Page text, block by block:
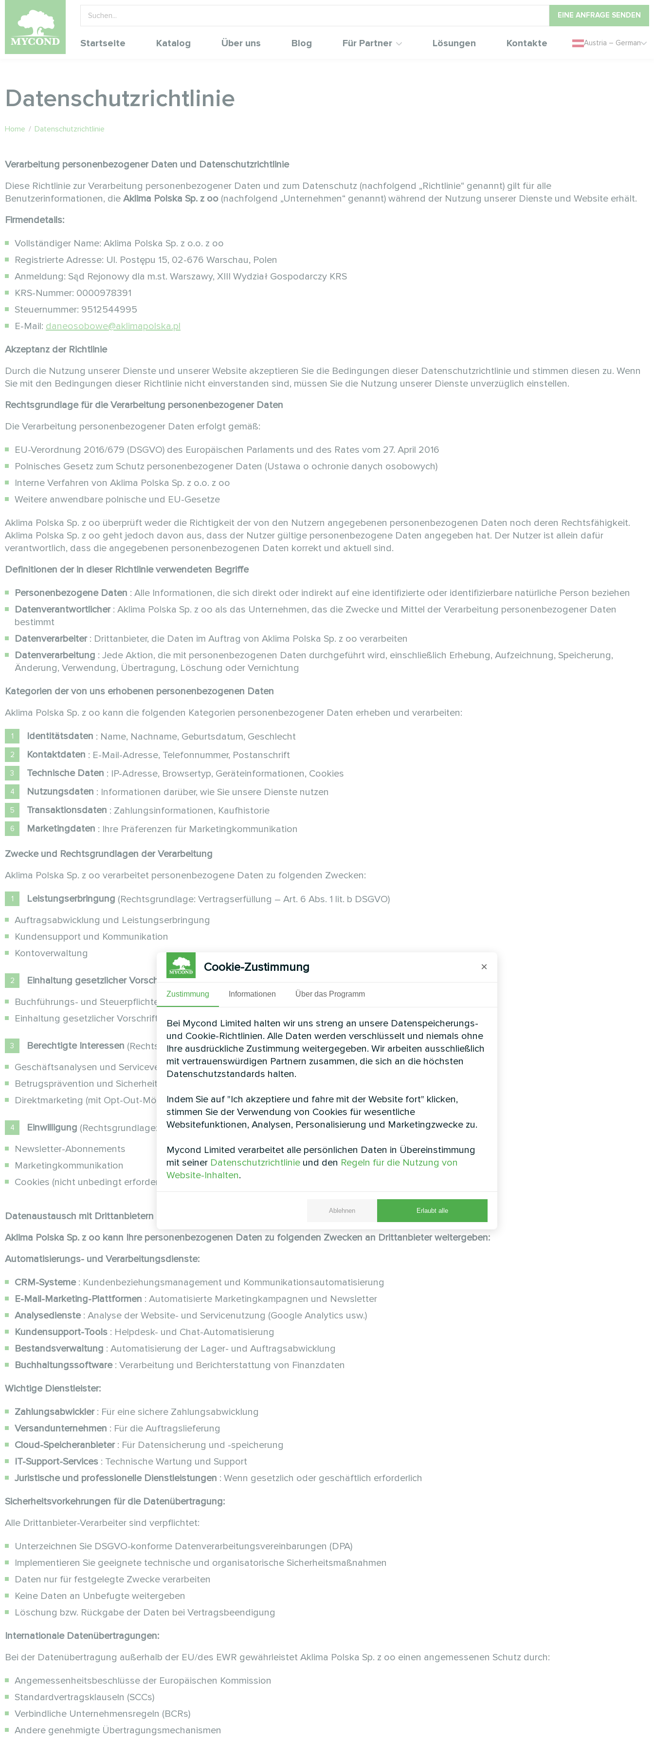
EINE ANFRAGE SENDEN
Startseite Katalog Über uns Blog Für Partner Lösungen Kontakte Austria – German
Datenschutzrichtlinie
Home / Datenschutzrichtlinie
Verarbeitung personenbezogener Daten und Datenschutzrichtlinie
Diese Richtlinie zur Verarbeitung personenbezogener Daten und zum Datenschutz (nachfolgend „Richtlinie“ genannt) gilt für alle
Benutzerinformationen, die Aklima Polska Sp. z oo (nachfolgend „Unternehmen“ genannt) während der Nutzung unserer Dienste und Website erhält.
Firmendetails:
Vollständiger Name: Aklima Polska Sp. z o.o. z oo
Registrierte Adresse: Ul. Postępu 15, 02-676 Warschau, Polen
Anmeldung: Sąd Rejonowy dla m.st. Warszawy, XIII Wydział Gospodarczy KRS
KRS-Nummer: 0000978391
Steuernummer: 9512544995
E-Mail: daneosobowe@aklimapolska.pl
Akzeptanz der Richtlinie
Durch die Nutzung unserer Dienste und unserer Website akzeptieren Sie die Bedingungen dieser Datenschutzrichtlinie und stimmen diesen zu. Wenn
Sie mit den Bedingungen dieser Richtlinie nicht einverstanden sind, müssen Sie die Nutzung unserer Dienste unverzüglich einstellen.
Rechtsgrundlage für die Verarbeitung personenbezogener Daten
Die Verarbeitung personenbezogener Daten erfolgt gemäß:
EU-Verordnung 2016/679 (DSGVO) des Europäischen Parlaments und des Rates vom 27. April 2016
Polnisches Gesetz zum Schutz personenbezogener Daten (Ustawa o ochronie danych osobowych)
Interne Verfahren von Aklima Polska Sp. z o.o. z oo
Weitere anwendbare polnische und EU-Gesetze
Aklima Polska Sp. z oo überprüft weder die Richtigkeit der von den Nutzern angegebenen personenbezogenen Daten noch deren Rechtsfähigkeit.
Aklima Polska Sp. z oo geht jedoch davon aus, dass der Nutzer gültige personenbezogene Daten angegeben hat. Der Nutzer ist allein dafür
verantwortlich, dass die angegebenen personenbezogenen Daten korrekt und aktuell sind.
Definitionen der in dieser Richtlinie verwendeten Begriffe
Personenbezogene Daten : Alle Informationen, die sich direkt oder indirekt auf eine identifizierte oder identifizierbare natürliche Person beziehen
Datenverantwortlicher: Aklima Polska Sp. z oo als das Unternehmen, das die Zwecke und Mittel der Verarbeitung personenbezogener Daten
bestimmt
Datenverarbeiter: Drittanbieter, die Daten im Auftrag von Aklima Polska Sp. z oo verarbeiten
Datenverarbeitung : Jede Aktion, die mit personenbezogenen Daten durchgeführt wird, einschließlich Erhebung, Aufzeichnung, Speicherung,
Änderung, Verwendung, Übertragung, Löschung oder Vernichtung
Kategorien der von uns erhobenen personenbezogenen Daten
Aklima Polska Sp. z oo kann die folgenden Kategorien personenbezogener Daten erheben und verarbeiten:
Identitätsdaten : Name, Nachname, Geburtsdatum, Geschlecht
Kontaktdaten : E-Mail-Adresse, Telefonnummer, Postanschrift
Technische Daten : IP-Adresse, Browsertyp, Geräteinformationen, Cookies
Nutzungsdaten : Informationen darüber, wie Sie unsere Dienste nutzen
Transaktionsdaten : Zahlungsinformationen, Kaufhistorie
Marketingdaten : Ihre Präferenzen für Marketingkommunikation
Zwecke und Rechtsgrundlagen der Verarbeitung
Aklima Polska Sp. z oo verarbeitet personenbezogene Daten zu folgenden Zwecken:
Leistungserbringung (Rechtsgrundlage: Vertragserfüllung – Art. 6 Abs. 1 lit. b DSGVO)
Auftragsabwicklung und Leistungserbringung
Kundensupport und Kommunikation
Kontoverwaltung
Einhaltung gesetzlicher Vorschriften(Rechtsgrundlage: Rechtliche Verpflichtung – Art. 6 Abs. 1 lit. c DSGVO)
Buchführungs- und Steuerpflichten
Einhaltung gesetzlicher Vorschriften
Berechtigte Interessen (Rechtsgrundlage: Berechtigtes Interesse – Art. 6 Abs. 1 lit. f DSGVO)
Geschäftsanalysen und Serviceverbesserungen
Betrugsprävention und Sicherheit
Direktmarketing (mit Opt-Out-Möglichkeit)
Einwilligung (Rechtsgrundlage: Einwilligung – Art. 6 Abs. 1 lit. a DSGVO)
Newsletter-Abonnements
Marketingkommunikation
Cookies (nicht unbedingt erforderlich)
Datenaustausch mit Drittanbietern und Dienstanbietern
Aklima Polska Sp. z oo kann Ihre personenbezogenen Daten zu folgenden Zwecken an Drittanbieter weitergeben:
Automatisierungs- und Verarbeitungsdienste:
CRM-Systeme: Kundenbeziehungsmanagement und Kommunikationsautomatisierung
E-Mail-Marketing-Plattformen : Automatisierte Marketingkampagnen und Newsletter
Analysedienste: Analyse der Website- und Servicenutzung (Google Analytics usw.)
Kundensupport-Tools : Helpdesk- und Chat-Automatisierung
Bestandsverwaltung : Automatisierung der Lager- und Auftragsabwicklung
Buchhaltungssoftware: Verarbeitung und Berichterstattung von Finanzdaten
Wichtige Dienstleister:
Zahlungsabwickler: Für eine sichere Zahlungsabwicklung
Versandunternehmen : Für die Auftragslieferung
Cloud-Speicheranbieter: Für Datensicherung und -speicherung
IT-Support-Services : Technische Wartung und Support
Juristische und professionelle Dienstleistungen : Wenn gesetzlich oder geschäftlich erforderlich
Sicherheitsvorkehrungen für die Datenübertragung:
Alle Drittanbieter-Verarbeiter sind verpflichtet:
Unterzeichnen Sie DSGVO-konforme Datenverarbeitungsvereinbarungen (DPA)
Implementieren Sie geeignete technische und organisatorische Sicherheitsmaßnahmen
Daten nur für festgelegte Zwecke verarbeiten
Keine Daten an Unbefugte weitergeben
Löschung bzw. Rückgabe der Daten bei Vertragsbeendigung
Internationale Datenübertragungen:
Bei der Datenübertragung außerhalb der EU/des EWR gewährleistet Aklima Polska Sp. z oo einen angemessenen Schutz durch:
Angemessenheitsbeschlüsse der Europäischen Kommission
Standardvertragsklauseln (SCCs)
Verbindliche Unternehmensregeln (BCRs)
Andere genehmigte Übertragungsmechanismen
Cookie-Zustimmung ×
Zustimmung Informationen Über das Programm
Bei Mycond Limited halten wir uns streng an unsere Datenspeicherungs-
und Cookie-Richtlinien. Alle Daten werden verschlüsselt und niemals ohne
Ihre ausdrückliche Zustimmung weitergegeben. Wir arbeiten ausschließlich
mit vertrauenswürdigen Partnern zusammen, die sich an die höchsten
Datenschutzstandards halten.
Indem Sie auf "Ich akzeptiere und fahre mit der Website fort" klicken,
stimmen Sie der Verwendung von Cookies für wesentliche
Websitefunktionen, Analysen, Personalisierung und Marketingzwecke zu.
Mycond Limited verarbeitet alle persönlichen Daten in Übereinstimmung
mit seiner Datenschutzrichtlinie und den Regeln für die Nutzung von
Website-Inhalten.
Ablehnen Erlaubt alle